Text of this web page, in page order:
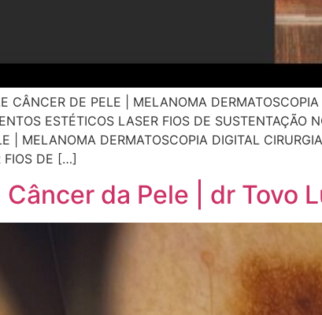
DE PELE | MELANOMA
ESTÉTICOS LASER FIOS DE SUSTENTAÇÃO
| MELANOMA DERMATOSCOPIA DIGITAL
FIOS DE […]
da Pele | dr Tovo